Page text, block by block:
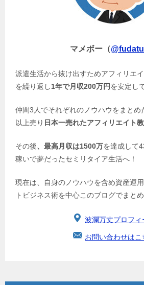
マメボー（
派遣生活から抜け出すためアフィリエ
を繰り返し1年で月収200万円を安定し
仲間3人でそれぞれのノウハウをまとめ
以上売り 日本一売れたアフィリエイト
その後、最高月収は1500万を達成して
稼いで夢だったセミリタイア生活へ！
現在は、自身のノウハウを含め資産運
トビジネス術を中心このブログでまと
波瀾万丈プロフィ
お問い合わせはこ